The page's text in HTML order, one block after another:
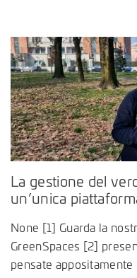
La gestione del
un’unica
None [1] Guarda la
GreenSpaces [2]
pensate